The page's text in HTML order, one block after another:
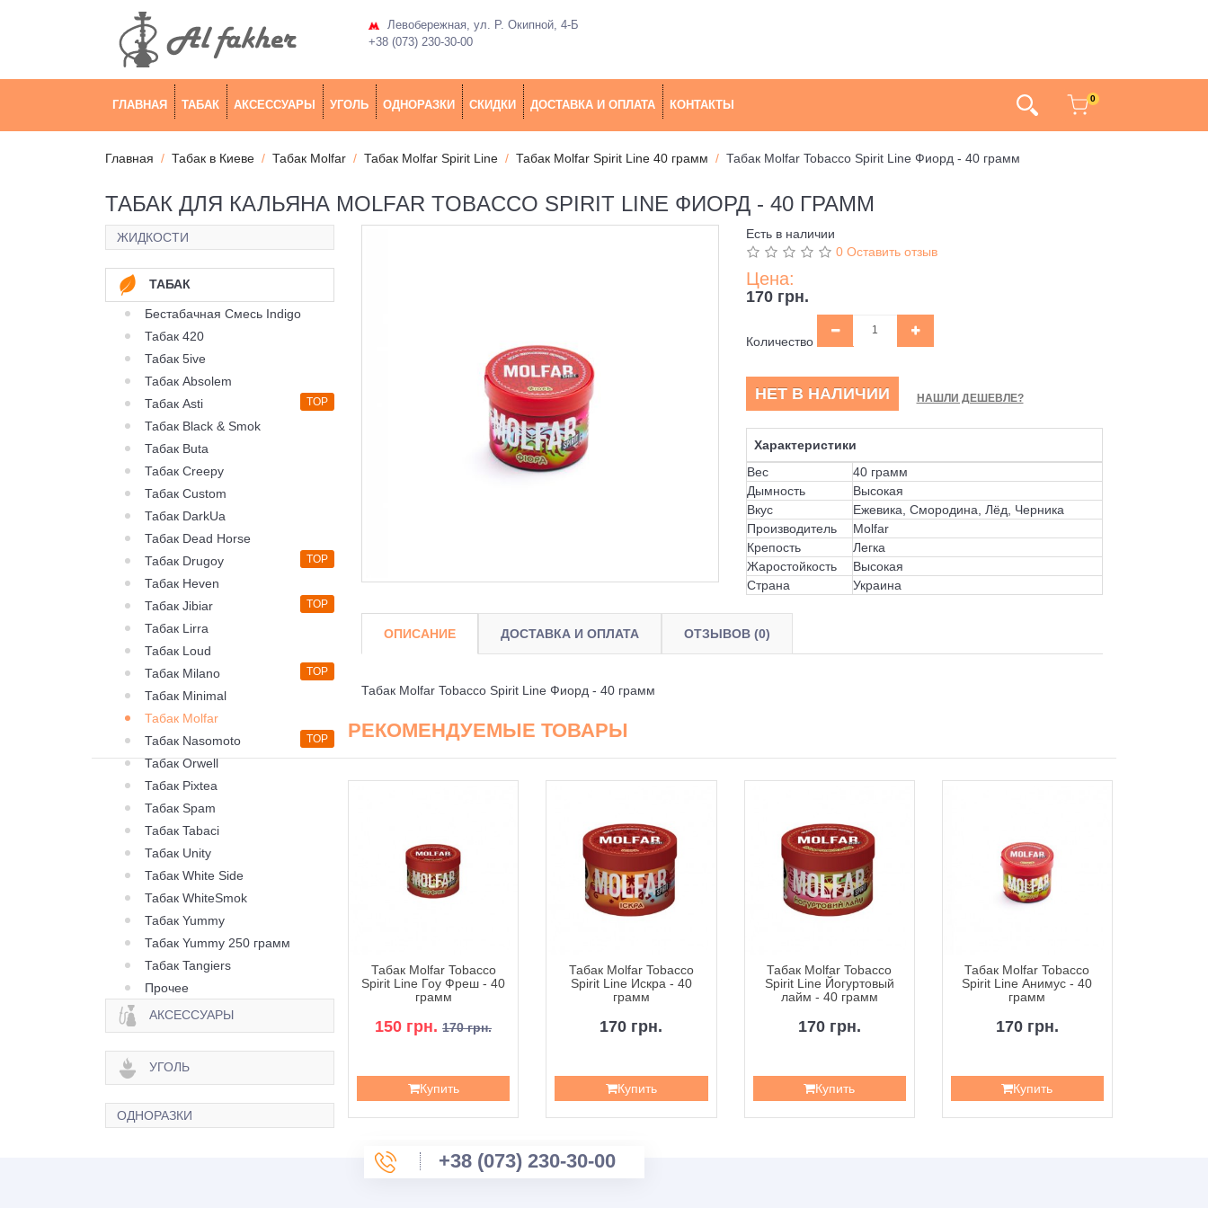
Левобережная, ул. Р. Окипной, 4-Б
+38 (073) 230-30-00
ГЛАВНАЯ ТАБАК АКСЕССУАРЫ УГОЛЬ ОДНОРАЗКИ СКИДКИ ДОСТАВКА И ОПЛАТА КОНТАКТЫ 0
Главная Табак в Киеве Табак Molfar Табак Molfar Spirit Line Табак Molfar Spirit Line 40 грамм Табак Molfar Tobacco Spirit Line Фиорд - 40 грамм
ТАБАК ДЛЯ КАЛЬЯНА MOLFAR TOBACCO SPIRIT LINE ФИОРД - 40 ГРАММ
ЖИДКОСТИ
ТАБАК
Бестабачная Смесь Indigo
Табак 420
Табак 5ive
Табак Absolem
Табак Asti
TOP
Табак Black & Smok
Табак Buta
Табак Creepy
Табак Custom
Табак DarkUa
Табак Dead Horse
Табак Drugoy
TOP
Табак Heven
Табак Jibiar
TOP
Табак Lirra
Табак Loud
Табак Milano
TOP
Табак Minimal
Табак Molfar
Табак Nasomoto
TOP
Табак Orwell
Табак Pixtea
Табак Spam
Табак Tabaci
Табак Unity
Табак White Side
Табак WhiteSmok
Табак Yummy
Табак Yummy 250 грамм
Табак Tangiers
Прочее
АКСЕССУАРЫ
УГОЛЬ
ОДНОРАЗКИ
Есть в наличии
0 Оставить отзыв
Цена:
170 грн.
Количество
НЕТ В НАЛИЧИИ НАШЛИ ДЕШЕВЛЕ?
Характеристики
Вес
40 грамм
Дымность
Высокая
Вкус
Ежевика, Смородина, Лёд, Черника
Производитель
Molfar
Крепость
Легка
Жаростойкость
Высокая
Страна
Украина
ОПИСАНИЕ ДОСТАВКА И ОПЛАТА ОТЗЫВОВ (0)
Табак Molfar Tobacco Spirit Line Фиорд - 40 грамм
РЕКОМЕНДУЕМЫЕ ТОВАРЫ
Табак Molfar Tobacco
Spirit Line Херсонский
Арбуз - 40 грамм
Купить
Табак Molfar Tobacco
Spirit Line Гоу Фреш - 40
грамм
150 грн. 170 грн.
Купить
Табак Molfar Tobacco
Spirit Line Искра - 40
грамм
170 грн.
Купить
Табак Molfar Tobacco
Spirit Line Йогуртовый
лайм - 40 грамм
170 грн.
Купить
Табак Molfar Tobacco
Spirit Line Анимус - 40
грамм
170 грн.
Купить
+38 (073) 230-30-00